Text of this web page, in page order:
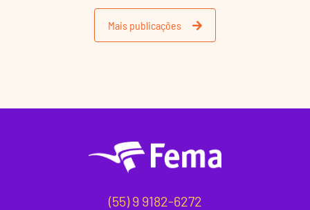
Mais publicações
(55) 9 9182-6272